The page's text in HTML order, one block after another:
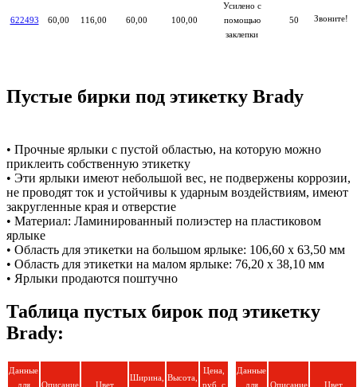
622493 60,00 116,00 60,00 100,00
Усилено с
помощью
заклепки
50 Звоните!
Пустые бирки под этикетку Brady
• Прочные ярлыки с пустой областью, на которую можно
приклеить собственную этикетку
• Эти ярлыки имеют небольшой вес, не подвержены коррозии,
не проводят ток и устойчивы к ударным воздействиям, имеют
закругленные края и отверстие
• Материал: Ламинированный полиэстер на пластиковом
ярлыке
• Область для этикетки на большом ярлыке: 106,60 x 63,50 мм
• Область для этикетки на малом ярлыке: 76,20 x 38,10 мм
• Ярлыки продаются поштучно
Таблица пустых бирок под этикетку
Brady:
Данные
Ширина, Высота,
Цена,
Данные